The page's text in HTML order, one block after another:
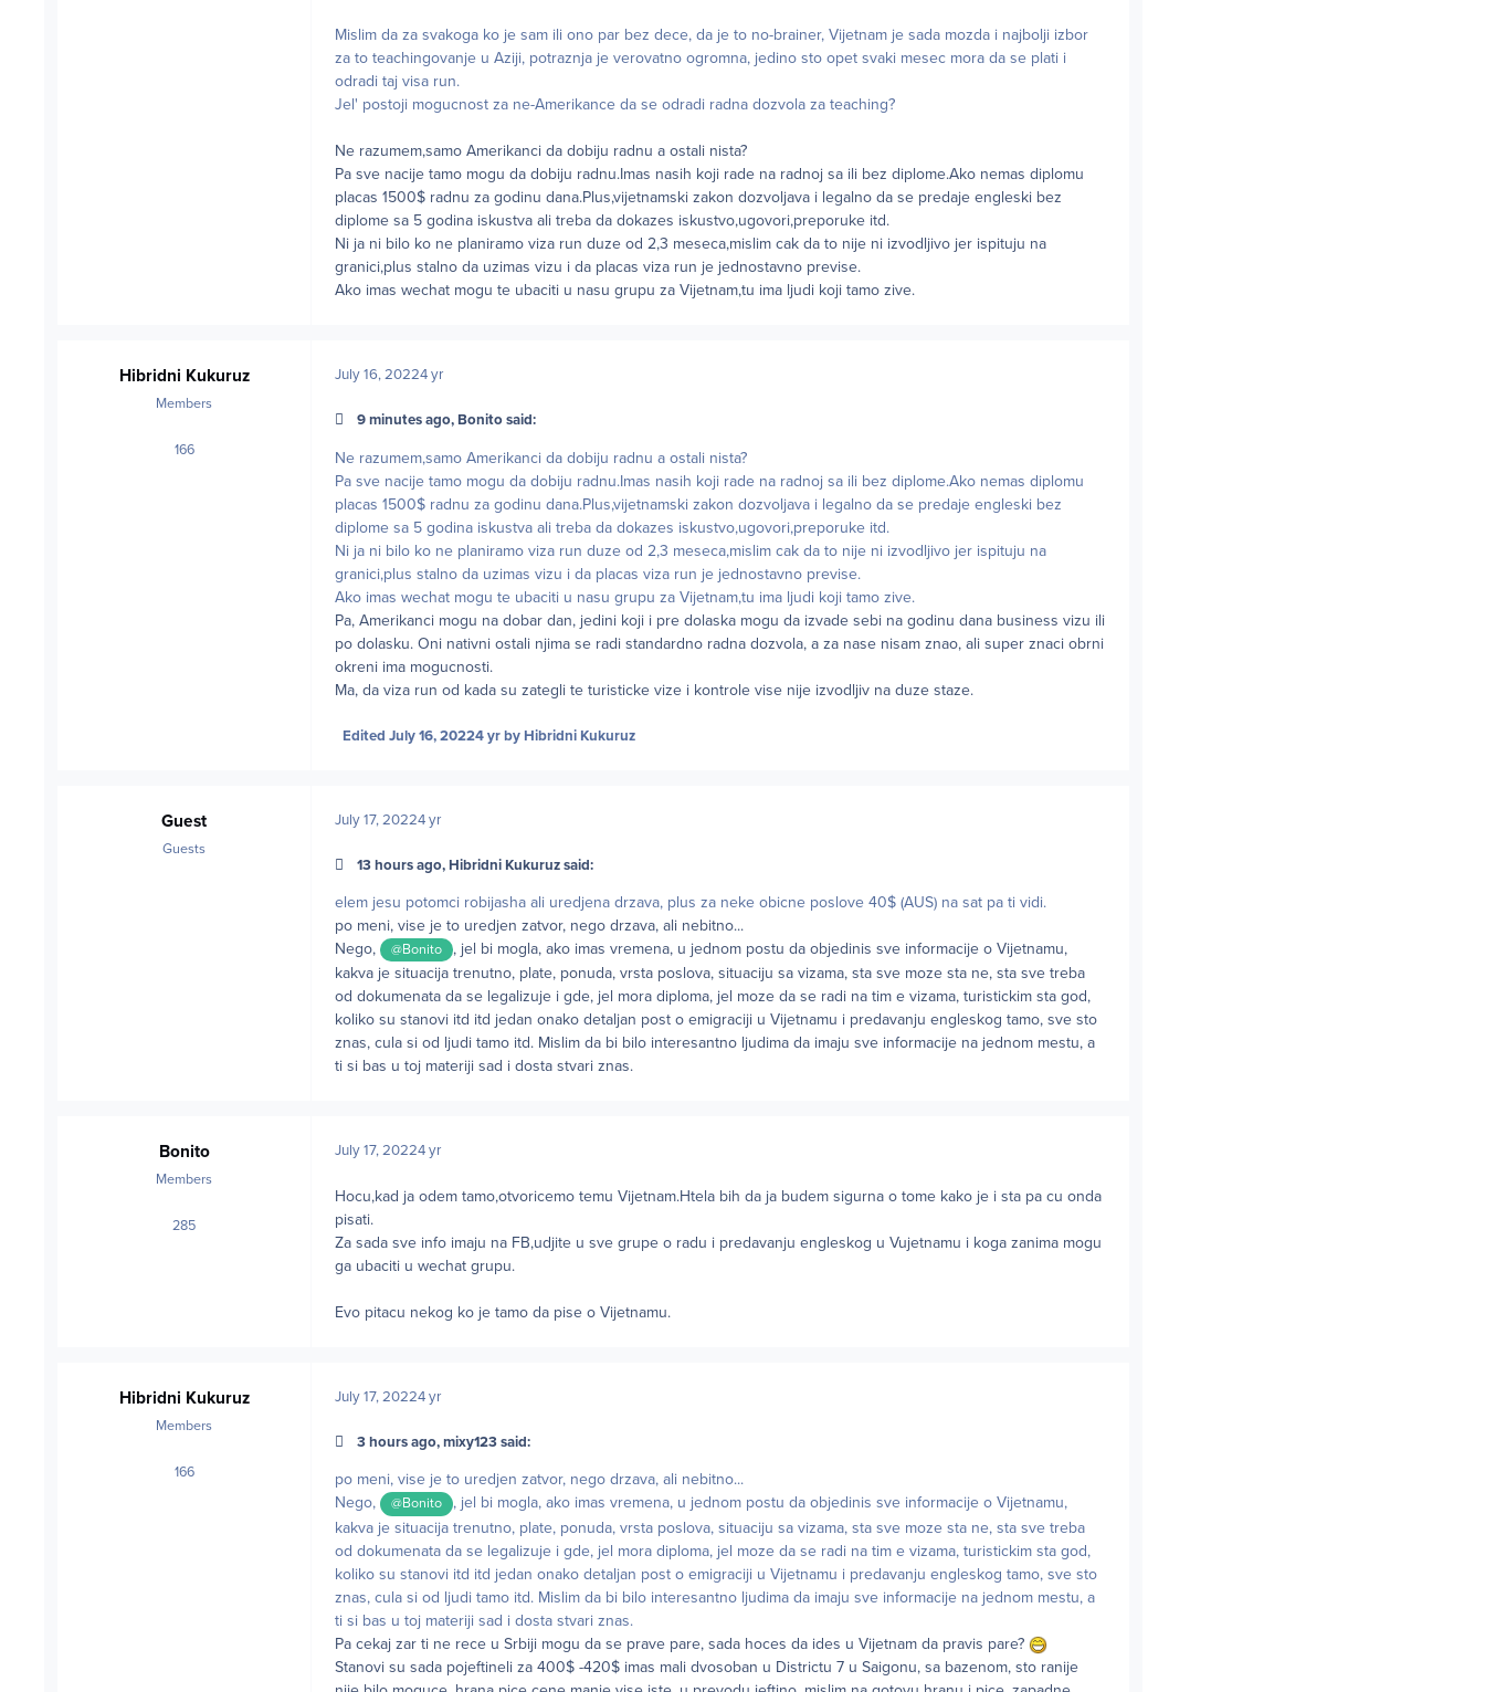
Mislim da za svakoga ko je sam ili ono par bez dece, da je to no-brainer, Vijetnam je sada mozda i najbolji izbor
za to teachingovanje u Aziji, potraznja je verovatno ogromna, jedino sto opet svaki mesec mora da se plati i
odradi taj visa run.
Jel' postoji mogucnost za ne-Amerikance da se odradi radna dozvola za teaching?
Ne razumem,samo Amerikanci da dobiju radnu a ostali nista?
Pa sve nacije tamo mogu da dobiju radnu.Imas nasih koji rade na radnoj sa ili bez diplome.Ako nemas diplomu
placas 1500$ radnu za godinu dana.Plus,vijetnamski zakon dozvoljava i legalno da se predaje engleski bez
diplome sa 5 godina iskustva ali treba da dokazes iskustvo,ugovori,preporuke itd.
Ni ja ni bilo ko ne planiramo viza run duze od 2,3 meseca,mislim cak da to nije ni izvodljivo jer ispituju na
granici,plus stalno da uzimas vizu i da placas viza run je jednostavno previse.
Ako imas wechat mogu te ubaciti u nasu grupu za Vijetnam,tu ima ljudi koji tamo zive.
Hibridni Kukuruz
Members
166posts
July 16, 20224 yr
9 minutes ago, Bonito said:
Ne razumem,samo Amerikanci da dobiju radnu a ostali nista?
Pa sve nacije tamo mogu da dobiju radnu.Imas nasih koji rade na radnoj sa ili bez diplome.Ako nemas diplomu
placas 1500$ radnu za godinu dana.Plus,vijetnamski zakon dozvoljava i legalno da se predaje engleski bez
diplome sa 5 godina iskustva ali treba da dokazes iskustvo,ugovori,preporuke itd.
Ni ja ni bilo ko ne planiramo viza run duze od 2,3 meseca,mislim cak da to nije ni izvodljivo jer ispituju na
granici,plus stalno da uzimas vizu i da placas viza run je jednostavno previse.
Ako imas wechat mogu te ubaciti u nasu grupu za Vijetnam,tu ima ljudi koji tamo zive.
Pa, Amerikanci mogu na dobar dan, jedini koji i pre dolaska mogu da izvade sebi na godinu dana business vizu ili
po dolasku. Oni nativni ostali njima se radi standardno radna dozvola, a za nase nisam znao, ali super znaci obrni
okreni ima mogucnosti.
Ma, da viza run od kada su zategli te turisticke vize i kontrole vise nije izvodljiv na duze staze.
Edited July 16, 20224 yrby Hibridni Kukuruz
Guest
Guests
July 17, 20224 yr
13 hours ago, Hibridni Kukuruz said:
elem jesu potomci robijasha ali uredjena drzava, plus za neke obicne poslove 40$ (AUS) na sat pa ti vidi.
po meni, vise je to uredjen zatvor, nego drzava, ali nebitno...
Nego,
@Bonito
, jel bi mogla, ako imas vremena, u jednom postu da objedinis sve informacije o Vijetnamu,
kakva je situacija trenutno, plate, ponuda, vrsta poslova, situaciju sa vizama, sta sve moze sta ne, sta sve treba
od dokumenata da se legalizuje i gde, jel mora diploma, jel moze da se radi na tim e vizama, turistickim sta god,
koliko su stanovi itd itd jedan onako detaljan post o emigraciji u Vijetnamu i predavanju engleskog tamo, sve sto
znas, cula si od ljudi tamo itd. Mislim da bi bilo interesantno ljudima da imaju sve informacije na jednom mestu, a
ti si bas u toj materiji sad i dosta stvari znas.
Bonito
Members
285posts
July 17, 20224 yr
Hocu,kad ja odem tamo,otvoricemo temu Vijetnam.Htela bih da ja budem sigurna o tome kako je i sta pa cu onda
pisati.
Za sada sve info imaju na FB,udjite u sve grupe o radu i predavanju engleskog u Vujetnamu i koga zanima mogu
ga ubaciti u wechat grupu.
Evo pitacu nekog ko je tamo da pise o Vijetnamu.
Hibridni Kukuruz
Members
166posts
July 17, 20224 yr
3 hours ago, mixy123 said:
po meni, vise je to uredjen zatvor, nego drzava, ali nebitno...
Nego,
@Bonito
, jel bi mogla, ako imas vremena, u jednom postu da objedinis sve informacije o Vijetnamu,
kakva je situacija trenutno, plate, ponuda, vrsta poslova, situaciju sa vizama, sta sve moze sta ne, sta sve treba
od dokumenata da se legalizuje i gde, jel mora diploma, jel moze da se radi na tim e vizama, turistickim sta god,
koliko su stanovi itd itd jedan onako detaljan post o emigraciji u Vijetnamu i predavanju engleskog tamo, sve sto
znas, cula si od ljudi tamo itd. Mislim da bi bilo interesantno ljudima da imaju sve informacije na jednom mestu, a
ti si bas u toj materiji sad i dosta stvari znas.
Pa cekaj zar ti ne rece u Srbiji mogu da se prave pare, sada hoces da ides u Vijetnam da pravis pare?
Stanovi su sada pojeftineli za 400$ -420$ imas mali dvosoban u Districtu 7 u Saigonu, sa bazenom, sto ranije